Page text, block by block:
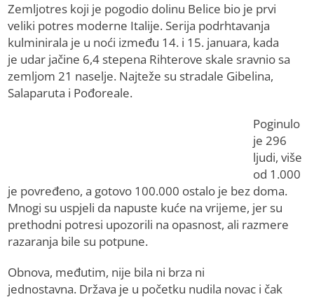
Zemljotres koji je pogodio dolinu Belice bio je prvi
veliki potres moderne Italije. Serija podrhtavanja
kulminirala je u noći između 14. i 15. januara, kada
je udar jačine 6,4 stepena Rihterove skale sravnio sa
zemljom 21 naselje. Najteže su stradale Gibelina,
Salaparuta i Pođoreale.
Poginulo
je 296
ljudi, više
od 1.000
je povređeno, a gotovo 100.000 ostalo je bez doma.
Mnogi su uspjeli da napuste kuće na vrijeme, jer su
prethodni potresi upozorili na opasnost, ali razmere
razaranja bile su potpune.
Obnova, međutim, nije bila ni brza ni
jednostavna. Država je u početku nudila novac i čak